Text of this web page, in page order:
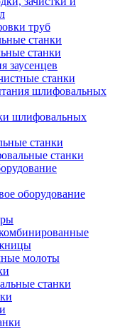
труб
станки
станки
заусенцев
станки
шлифовальных
шлифовальных
станки
станки
оборудование
молоты
станки